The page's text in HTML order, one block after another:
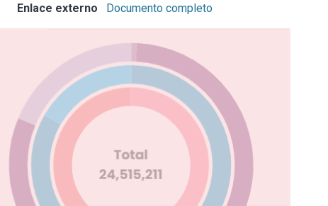
Enlace externo Documento completo